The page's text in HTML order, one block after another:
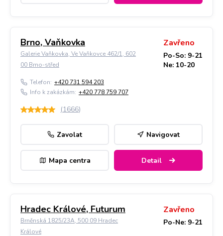
Brno, Vaňkovka
Galerie Vaňkovka, Ve Vaňkovce 462/1, 602
00 Brno-střed
Zavřeno
Po-So: 9-21
Ne: 10-20
Telefon: +420 731 594 203
Info k zakázkám: +420 778 759 707
(1666)
Zavolat Navigovat
Mapa centra Detail
Hradec Králové, Futurum
Brněnská 1825/23A, 500 09 Hradec
Králové
Zavřeno
Po-Ne: 9-21